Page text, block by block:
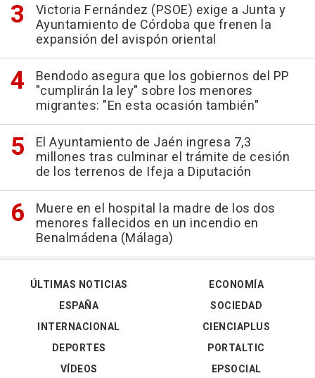
Victoria Fernández (PSOE) exige a Junta y
Ayuntamiento de Córdoba que frenen la
expansión del avispón oriental
Bendodo asegura que los gobiernos del PP
"cumplirán la ley" sobre los menores
migrantes: "En esta ocasión también"
El Ayuntamiento de Jaén ingresa 7,3
millones tras culminar el trámite de cesión
de los terrenos de Ifeja a Diputación
Muere en el hospital la madre de los dos
menores fallecidos en un incendio en
Benalmádena (Málaga)
ÚLTIMAS NOTICIAS
ESPAÑA
INTERNACIONAL
DEPORTES
VÍDEOS
ECONOMÍA
SOCIEDAD
CIENCIAPLUS
PORTALTIC
EPSOCIAL